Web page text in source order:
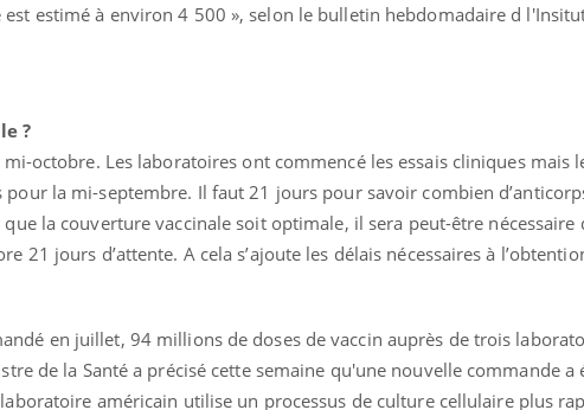
estimé à environ 4 500 », selon le bulletin hebdomadaire d
?
octobre. Les laboratoires ont commencé les essais cliniques mais
la mi-septembre. Il faut 21 jours pour savoir combien
la couverture vaccinale soit optimale, il sera peut-être nécessaire
21 jours d’attente. A cela s’ajoute les délais nécessaires à
en juillet, 94 millions de doses de vaccin auprès de trois
de la Santé a précisé cette semaine qu'une nouvelle commande a
américain utilise un processus de culture cellulaire plus